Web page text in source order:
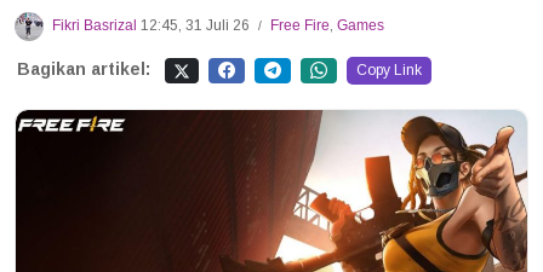
Fikri Basrizal 12:45, 31 Juli 26 / Free Fire, Games
Bagikan artikel: Copy Link